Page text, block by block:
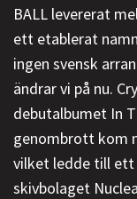
BALL levererat
ett etablerat
ingen svensk
ändrar vi på nu.
debutalbumet In
genombrott kom
vilket ledde till
skivbolaget